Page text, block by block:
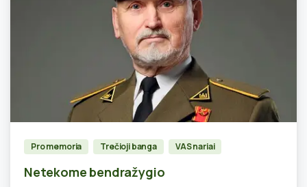
1
Pro memoria Trečioji banga VAS nariai
Netekome bendražygio